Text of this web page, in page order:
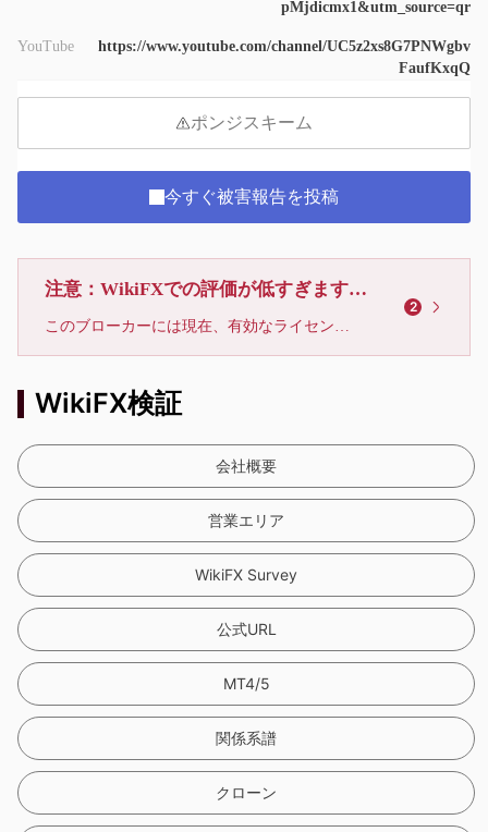
pMjdicmx1&utm_source=qr
YouTube
https://www.youtube.com/channel/UC5z2xs8G7PNWgbv
FaufKxqQ
ポンジスキーム
今すぐ被害報告を投稿
注意：WikiFXでの評価が低すぎます、利用しないでください
このブローカーには現在、有効なライセンスが確認されていません。リスクにご注意下さい！
2
WikiFX検証
会社概要
営業エリア
WikiFX Survey
公式URL
MT4/5
関係系譜
クローン